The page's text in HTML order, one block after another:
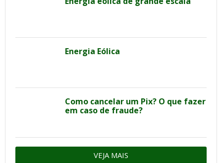
Energia Eólica
Como cancelar um Pix? O que fazer
em caso de fraude?
VEJA MAIS